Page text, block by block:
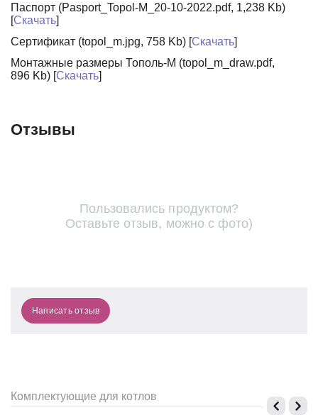
Паспорт (Pasport_Topol-M_20-10-2022.pdf, 1,238 Kb)
[Скачать]
Сертификат (topol_m.jpg, 758 Kb) [Скачать]
Монтажные размеры Тополь-М (topol_m_draw.pdf,
896 Kb) [Скачать]
Отзывы
Пользовались продуктом?
Оставьте отзыв, можно с фото)
Написать отзыв
Комплектующие для котлов